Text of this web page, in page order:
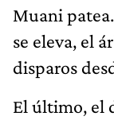
Muani
se eleva, el
disparos
El último, el